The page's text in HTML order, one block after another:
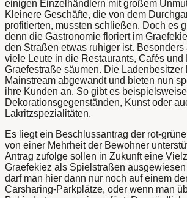
einigen Einzelhändlern mit großem
Kleinere Geschäfte, die von dem
profitierten, mussten schließen. Doch es
denn die Gastronomie floriert im
den Straßen etwas ruhiger ist.
viele Leute in die Restaurants, Cafés und
Graefestraße säumen. Die Ladenbesitzer
Mainstream abgewandt und bieten nun
ihre Kunden an. So gibt es
Dekorationsgegenständen, Kunst oder
Lakritzspezialitäten.
Es liegt ein Beschlussantrag der rot-
von einer Mehrheit der Bewohner
Antrag zufolge sollen in Zukunft eine
Graefekiez als Spielstraßen
darf man hier dann nur noch auf einem
Carsharing-Parkplätze, oder wenn man